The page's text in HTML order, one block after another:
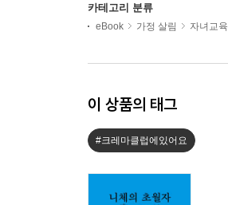
카테고리 분류
eBook 가정 살림 자녀교육
이 상품의 태그
#크레마클럽에있어요